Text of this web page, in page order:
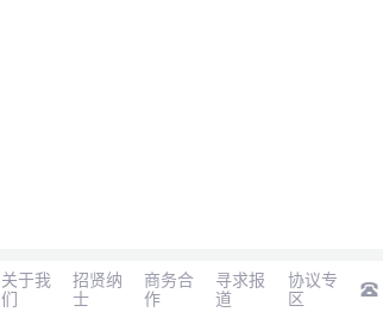
关于我
们
招贤纳
士
商务合
作
寻求报
道
协议专
区